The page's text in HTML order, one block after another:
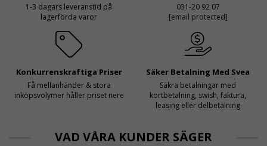
1-3 dagars leveranstid på
lagerförda varor
031-20 92 07
[email protected]
Konkurrenskraftiga Priser
Få mellanhänder & stora
inköpsvolymer håller priset nere
Säker Betalning Med Svea
Säkra betalningar med
kortbetalning, swish, faktura,
leasing eller delbetalning
VAD VÅRA KUNDER SÄGER